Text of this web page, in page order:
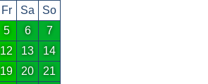
Fr Sa
So
5 6
7
12 13
14
19 20
21